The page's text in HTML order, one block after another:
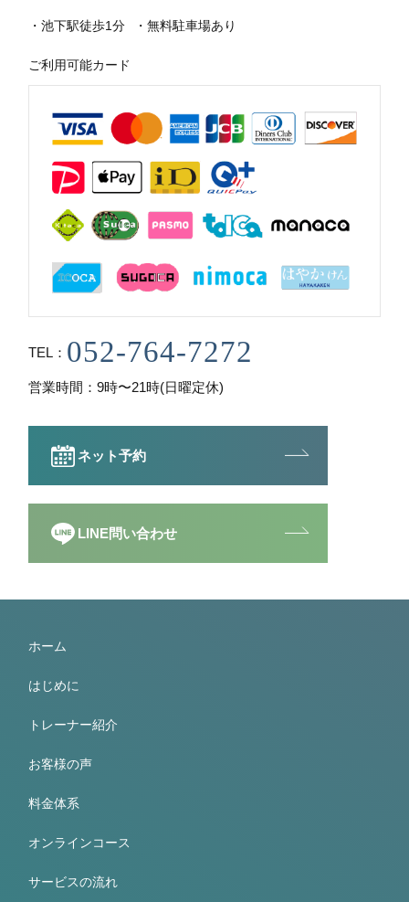
池下駅徒歩1分 無料駐車場あり
ご利用可能カード
TEL
営業時間 9時〜21時(日曜定休)
ネット予約
LINE問い合わせ
ホーム
はじめに
トレーナー紹介
お客様の声
料金体系
オンラインコース
サービスの流れ